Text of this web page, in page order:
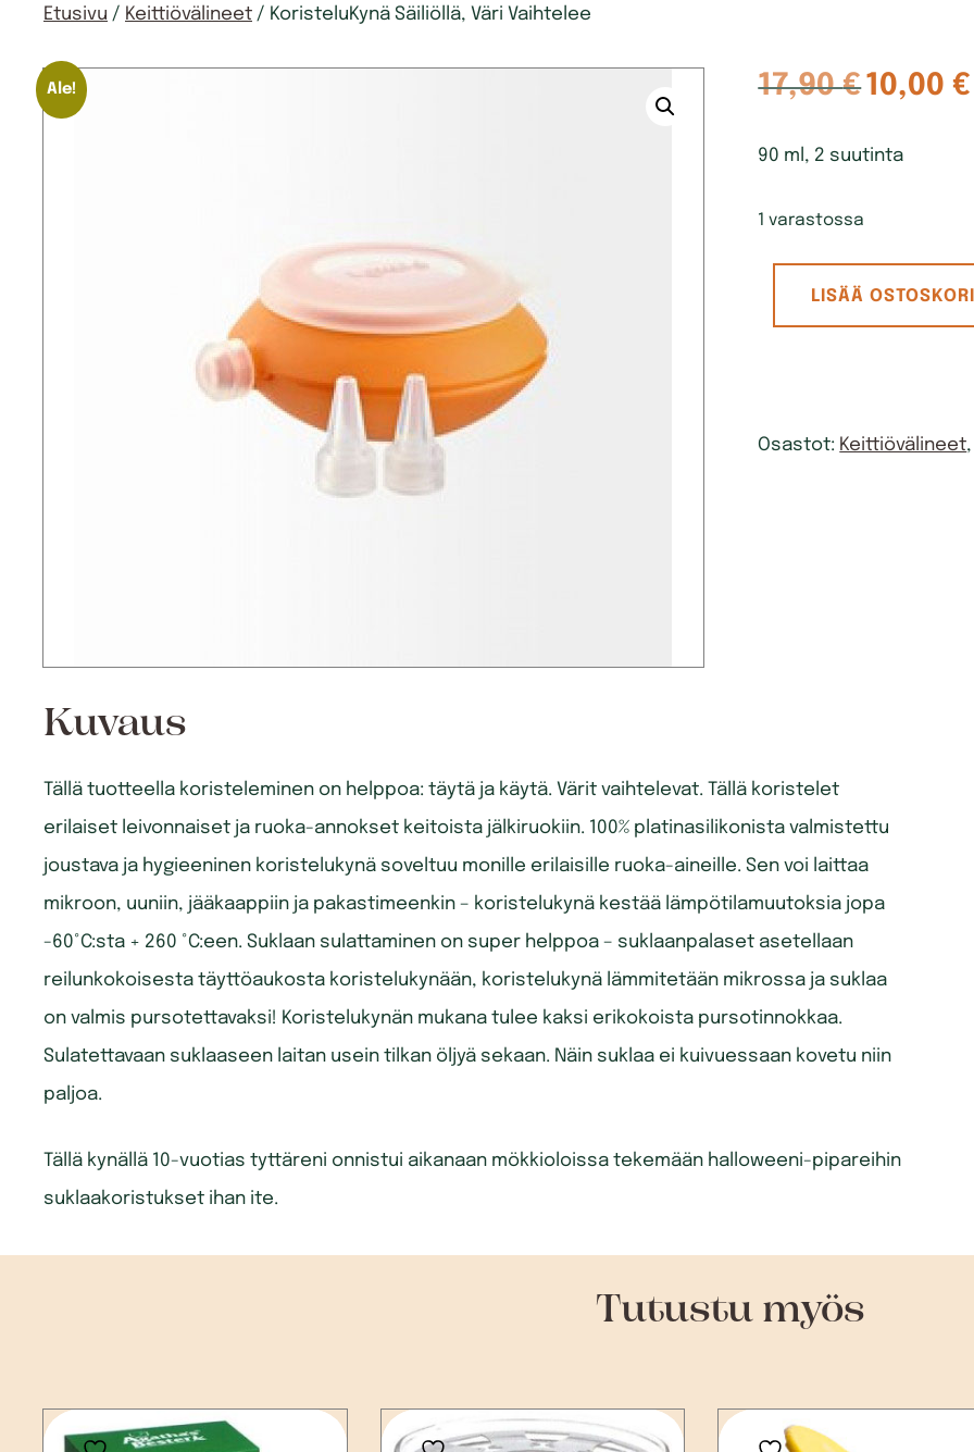
Etusivu / Keittiövälineet / KoristeluKynä Säiliöllä, Väri Vaihtelee
Ale! 17,90€
oli:
10,00€
90 ml, 2 suutinta
1 varastossa
KoristeluKynä
Säiliöllä,
määrä
LISÄÄ
Osastot: Keittiövälineet
Kuvaus
Tällä tuotteella koristeleminen on helppoa: täytä ja käytä. Värit vaihtelevat. Tällä koristelet
erilaiset leivonnaiset ja ruoka-annokset keitoista jälkiruokiin. 100% platinasilikonista valmistettu
joustava ja hygieeninen koristelukynä soveltuu monille erilaisille ruoka-aineille. Sen voi laittaa
mikroon, uuniin, jääkaappiin ja pakastimeenkin – koristelukynä kestää lämpötilamuutoksia jopa
-60°C:sta + 260 °C:een. Suklaan sulattaminen on super helppoa – suklaanpalaset asetellaan
reilunkokoisesta täyttöaukosta koristelukynään, koristelukynä lämmitetään mikrossa ja suklaa
on valmis pursotettavaksi! Koristelukynän mukana tulee kaksi erikokoista pursotinnokkaa.
Sulatettavaan suklaaseen laitan usein tilkan öljyä sekaan. Näin suklaa ei kuivuessaan kovetu niin
paljoa.
Tällä kynällä 10-vuotias tyttäreni onnistui aikanaan mökkioloissa tekemään halloweeni-pipareihin
suklaakoristukset ihan ite.
Tutustu myös